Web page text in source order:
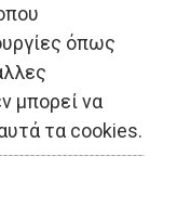
όπως
μπορεί να
τα cookies.